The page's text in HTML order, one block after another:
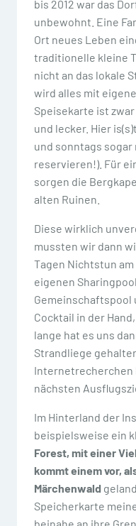
bis 2012 war das
unbewohnt. Eine
Ort neues Leben
traditionelle kleine
nicht an das lokale
wird alles mit
Speisekarte ist
und lecker. Hier
und sonntags
reservieren!). Für
sorgen die
alten Ruinen.
Diese wirklich
mussten wir dann
Tagen Nichtstun am
eigenen
Gemeinschaftspool
Cocktail in der
lange hat es uns
Strandliege
Internetrecherchen
nächsten
Im Hinterland der
beispielsweise ein
Forest, mit einer
kommt einem vor,
Märchenwald
Speicherkarte